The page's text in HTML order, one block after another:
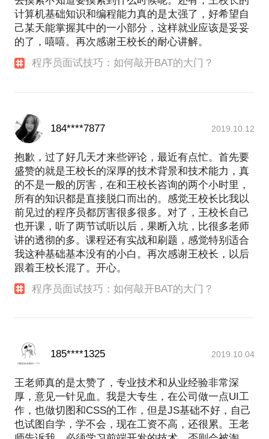
计算机基础知识和编程能力真的是太强了，好希望自
己某天能掌握其中的一小部分，这样就业应该是妥妥
的了，嘻嘻。再次感谢王校长的耐心讲解。
程序员面试技巧：如何敲开BAT的大门？
184****7877 2019.10.12
抱歉，过了好几天才来些评论，最近有点忙。首先要
盛赞的就是王校长的深厚的技术背景和技术能力，真
的不是一般的厉害，在和王校长咨询的两个小时里，
所有的知识都是直接脱口而出的。感觉王校长比我以
前见过的程序员都厉害很多很多。对了，王校长自己
也开课，听了两节试听以后，果断入坑，比很多老师
讲的透彻的多。课程还有实战和刷题，感觉特别适合
我这种基础基本没有的小白。再次感谢王校长，以后
跟着王校长混了。开心。
程序员面试技巧：如何敲开BAT的大门？
185****1325 2019.10.04
王老师真的是太赞了，专业技术和从业经验非常深
厚，意见一针见血。我是大专生，在公司做一点UI工
作，也做切图和CSS的工作，但是JS基础不好，自己
也试图自学，学不会，现在工资不高，还很累。王老